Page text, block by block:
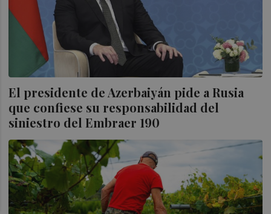
El presidente de Azerbaiyán pide a Rusia
que confiese su responsabilidad del
siniestro del Embraer 190